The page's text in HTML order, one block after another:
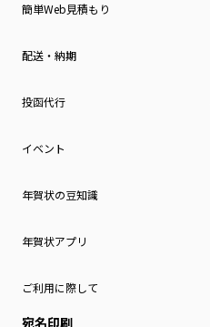
簡単Web見積もり
配送・納期
投函代行
イベント
年賀状の豆知識
年賀状アプリ
ご利用に際して
宛名印刷